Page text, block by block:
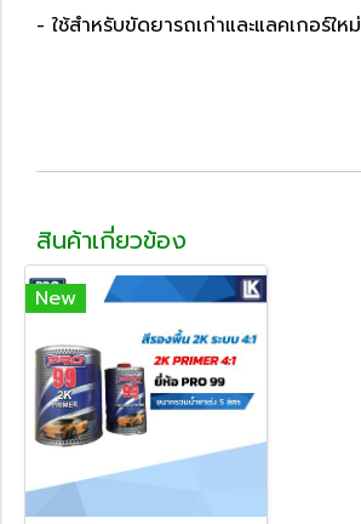
- ใช้สำหรับขัดยารถเก่าและแลคเกอร์ใหม่
สินค้าเกี่ยวข้อง
New